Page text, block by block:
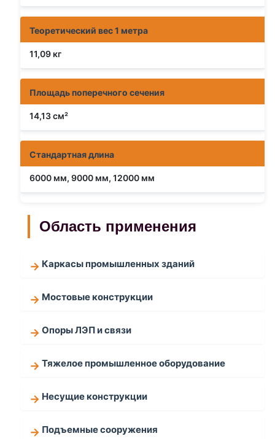
Теоретический вес 1 метра
11,09 кг
Площадь поперечного сечения
14,13 см²
Стандартная длина
6000 мм, 9000 мм, 12000 мм
Область применения
Каркасы промышленных зданий
Мостовые конструкции
Опоры ЛЭП и связи
Тяжелое промышленное оборудование
Несущие конструкции
Подъемные сооружения